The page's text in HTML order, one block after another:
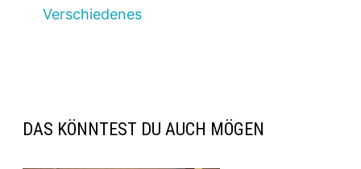
Verschiedenes
DAS KÖNNTEST DU AUCH MÖGEN